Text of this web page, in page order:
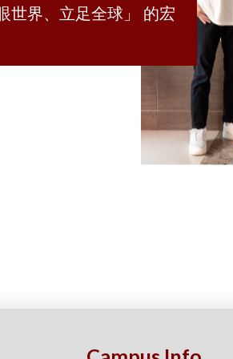
世界、立足全球」 的宏